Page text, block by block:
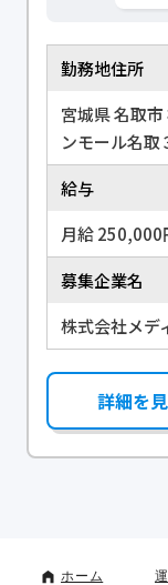
勤務地住所
宮城県 名取
ンモール名取
給与
月給 250,000
募集企業名
株式会社メデ
詳細を
ホーム